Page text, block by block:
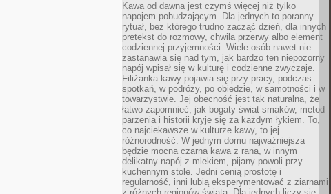
Kawa od dawna jest czymś więcej niż tylko
napojem pobudzającym. Dla jednych to poranny
rytuał, bez którego trudno zacząć dzień, dla innych
pretekst do rozmowy, chwila przerwy albo element
codziennej przyjemności. Wiele osób nawet nie
zastanawia się nad tym, jak bardzo ten niepozorny
napój wpisał się w kulturę i codzienne zwyczaje.
Filiżanka kawy pojawia się przy pracy, podczas
spotkań, w podróży, po obiedzie, w samotności i w
towarzystwie. Jej obecność jest tak naturalna, że
łatwo zapomnieć, jak bogaty świat smaków, metod
parzenia i historii kryje się za każdym łykiem. To,
co najciekawsze w kulturze kawy, to jej
różnorodność. W jednym domu najważniejsza
będzie mocna czarna kawa z rana, w innym
delikatny napój z mlekiem, pijany powoli przy
kuchennym stole. Jedni cenią prostotę i
regularność, inni lubią eksperymentować z ziarnami